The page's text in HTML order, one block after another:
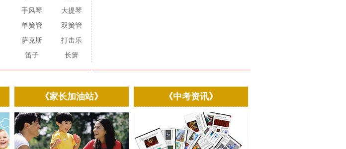
手风琴
大提琴
单簧管
双簧管
萨克斯
打击乐
笛子 长箫
《家长加油站》 《中考资讯》